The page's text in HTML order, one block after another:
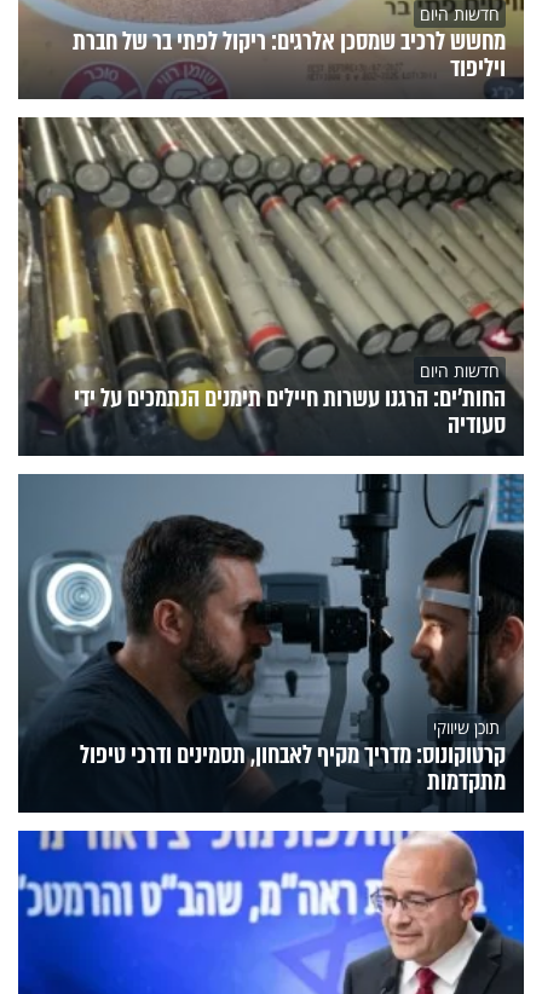
חדשות היום
מחשש לרכיב שמסכן אלרגים: ריקול לפתי בר של חברת
ויליפוד
חדשות היום
החות'ים: הרגנו עשרות חיילים תימנים הנתמכים על ידי
סעודיה
תוכן שיווקי
קרטוקונוס: מדריך מקיף לאבחון, תסמינים ודרכי טיפול
מתקדמות